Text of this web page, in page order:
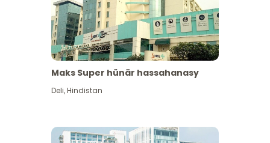
Maks Super hünär hassahanasy
Deli,Hindistan